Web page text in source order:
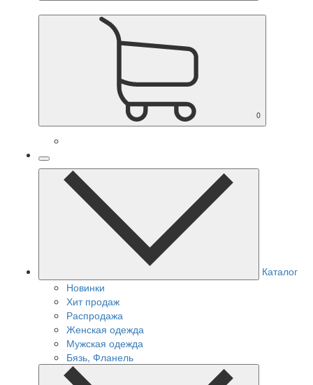
0
Каталог
Новинки
Хит продаж
Распродажа
Женская одежда
Мужская одежда
Бязь, Фланель